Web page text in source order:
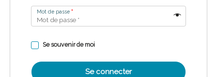
Mot de passe *
Se souvenir de moi
Se connecter